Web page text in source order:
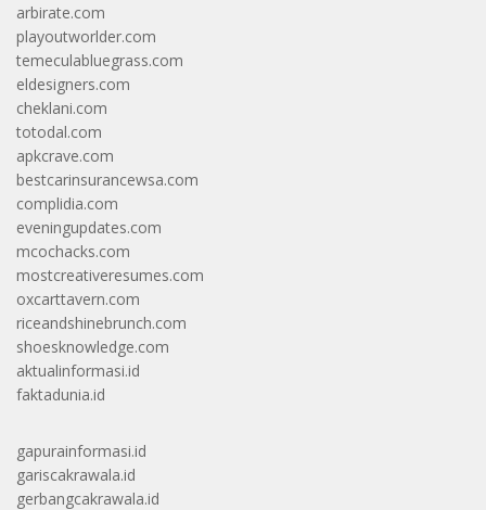
arbirate.com
playoutworlder.com
temeculabluegrass.com
eldesigners.com
cheklani.com
totodal.com
apkcrave.com
bestcarinsurancewsa.com
complidia.com
eveningupdates.com
mcochacks.com
mostcreativeresumes.com
oxcarttavern.com
riceandshinebrunch.com
shoesknowledge.com
aktualinformasi.id
faktadunia.id
gapurainformasi.id
gariscakrawala.id
gerbangcakrawala.id